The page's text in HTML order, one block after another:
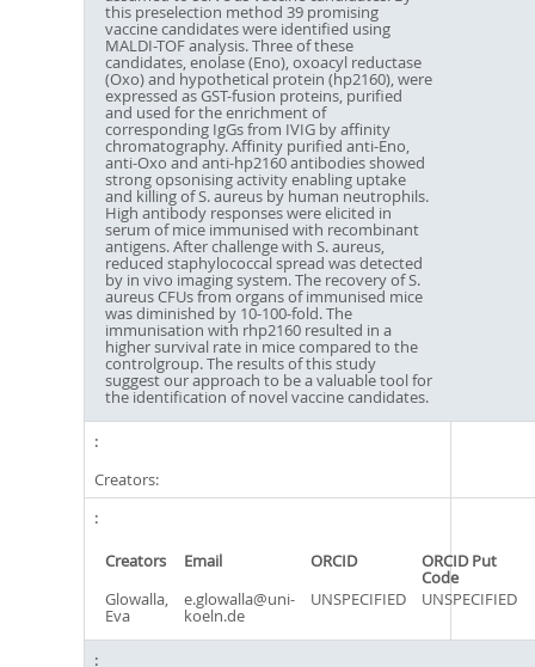
this preselection method 39 promising
vaccine candidates were identified using
MALDI-TOF analysis. Three of these
candidates, enolase (Eno), oxoacyl reductase
(Oxo) and hypothetical protein (hp2160), were
expressed as GST-fusion proteins, purified
and used for the enrichment of
corresponding IgGs from IVIG by affinity
chromatography. Affinity purified anti-Eno,
anti-Oxo and anti-hp2160 antibodies showed
strong opsonising activity enabling uptake
and killing of S. aureus by human neutrophils.
High antibody responses were elicited in
serum of mice immunised with recombinant
antigens. After challenge with S. aureus,
reduced staphylococcal spread was detected
by in vivo imaging system. The recovery of S.
aureus CFUs from organs of immunised mice
was diminished by 10-100-fold. The
immunisation with rhp2160 resulted in a
higher survival rate in mice compared to the
controlgroup. The results of this study
suggest our approach to be a valuable tool for
the identification of novel vaccine candidates.
Creators:
Creators Email ORCID ORCID Put
Code
Glowalla,
Eva
e.glowalla@uni-
koeln.de
UNSPECIFIED UNSPECIFIED